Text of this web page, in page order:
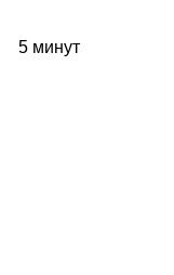
5 минут